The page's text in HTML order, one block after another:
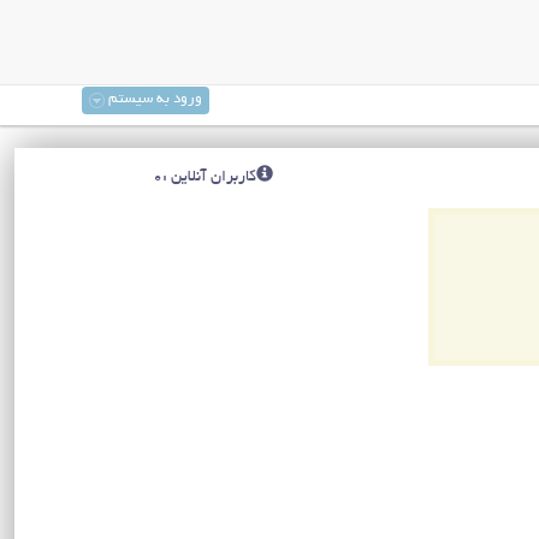
ورود به سیستم
کاربران آنلاین :0